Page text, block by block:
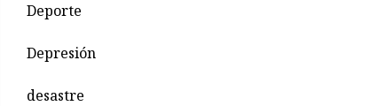
Deporte
Depresión
desastre